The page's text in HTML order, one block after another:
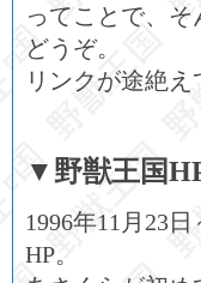
ってことで、
どうぞ。
リンクが途絶
▼野獣王国
1996年11月23
HP。